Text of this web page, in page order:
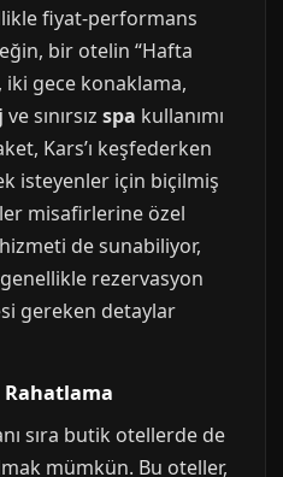
fiyat-performans
bir otelin “Hafta
iki gece konaklama,
ve sınırsız spa kullanımı
Kars’ı keşfederken
isteyenler için biçilmiş
misafirlerine özel
hizmeti de sunabiliyor,
rezervasyon
gereken detaylar
sıra butik otellerde de
mümkün. Bu oteller,